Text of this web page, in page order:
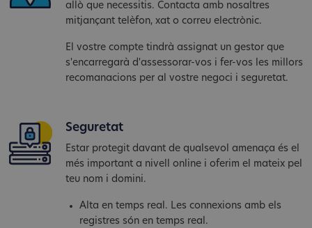
allò que necessitis. Contacta amb nosaltres
mitjançant telèfon, xat o correu electrònic.
El vostre compte tindrà assignat un gestor que
s'encarregarà d'assessorar-vos i fer-vos les millors
recomanacions per al vostre negoci i seguretat.
Seguretat
Estar protegit davant de qualsevol amenaça és el
més important a nivell online i oferim el mateix pel
teu nom i domini.
Alta en temps real. Les connexions amb els
registres són en temps real.